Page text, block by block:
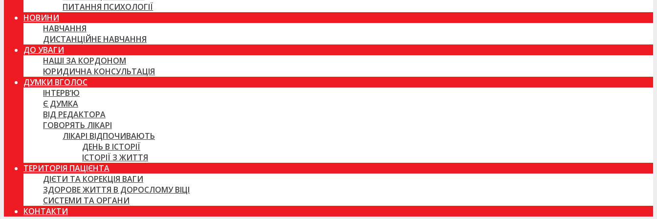
ПИТАННЯ ПСИХОЛОГІЇ
НОВИНИ
НАВЧАННЯ
ДИСТАНЦІЙНЕ НАВЧАННЯ
ДО УВАГИ
НАШІ ЗА КОРДОНОМ
ЮРИДИЧНА КОНСУЛЬТАЦІЯ
ДУМКИ ВГОЛОС
ІНТЕРВ’Ю
Є ДУМКА
ВІД РЕДАКТОРА
ГОВОРЯТЬ ЛІКАРІ
ЛІКАРІ ВІДПОЧИВАЮТЬ
ДЕНЬ В ІСТОРІЇ
ІСТОРІЇ З ЖИТТЯ
ТЕРИТОРІЯ ПАЦІЄНТА
ДІЄТИ ТА КОРЕКЦІЯ ВАГИ
ЗДОРОВЕ ЖИТТЯ В ДОРОСЛОМУ ВІЦІ
СИСТЕМИ ТА ОРГАНИ
КОНТАКТИ